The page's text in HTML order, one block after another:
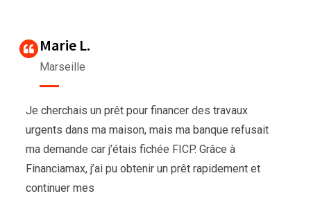
Nous avions besoin de trésorerie pour notre
association afin d’organiser un grand événement,
mais nos demandes de prêt étaient sans succès.
L’équipe de Financiamax a été très professionnelle
et compréhensive, et nous a proposé